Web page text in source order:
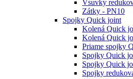
Vsuvky
Zátky - PN10
Spojky Quick joint
Kolená Quick
Kolená Quick
Priame spojky
Spojky Quick
Spojky Quick
Spojky